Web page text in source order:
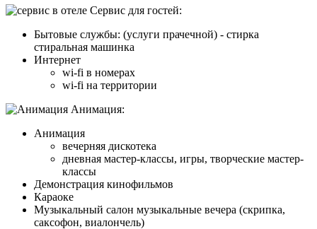
Cервис для гостей:
Бытовые службы: (услуги прачечной) - стирка
стиральная машинка
Интернет
wi-fi в номерах
wi-fi на территории
Анимация:
Анимация
вечерняя дискотека
дневная мастер-классы, игры, творческие мастер-
классы
Демонстрация кинофильмов
Караоке
Музыкальный салон музыкальные вечера (скрипка,
саксофон, виалончель)